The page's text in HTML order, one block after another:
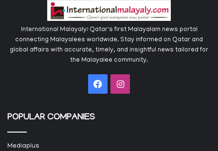
International Malayaly: Qatar's first Malayalam news portal
connecting Malayalees worldwide. Stay informed on Qatar and
global affairs with accurate, timely, and insightful news tailored for
the Malayalee community.
FacebookInstagram
POPULAR COMPANIES
Mediaplus